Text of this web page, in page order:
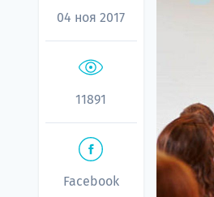
04 ноя 2017
11891
Facebook